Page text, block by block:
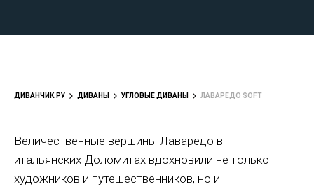
ДИВАНЧИК.РУ ДИВАНЫ УГЛОВЫЕ ДИВАНЫ ЛАВАРЕДО SOFT
Величественные вершины Лаваредо в
итальянских Доломитах вдохновили не только
художников и путешественников, но и